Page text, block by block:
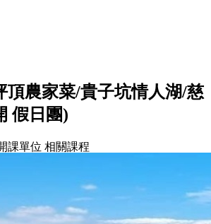
頂農家菜/貴子坑情人湖/慈
假日團)
課單位 相關課程